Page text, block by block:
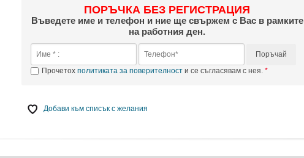
ПОРЪЧКА БЕЗ РЕГИСТРАЦИЯ
Въведете име и телефон и ние ще свържем с Вас в рамките
на работния ден.
Поръчай
Прочетохполитиката за поверителност и се съгласявам с нея.
Добави към списък с желания